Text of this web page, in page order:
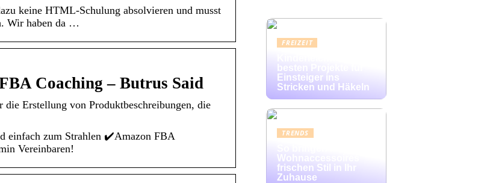
keine HTML-Schulung absolvieren und musst
Wir haben da …
Coaching – Butrus Said
Erstellung von Produktbeschreibungen, die
einfach zum Strahlen ✔️Amazon FBA
Vereinbaren!
FREIZEIT
besten Projekte für
Einsteiger ins
Stricken und Häkeln
TRENDS
Wohnaccessoires
frischen Stil in Ihr
Zuhause